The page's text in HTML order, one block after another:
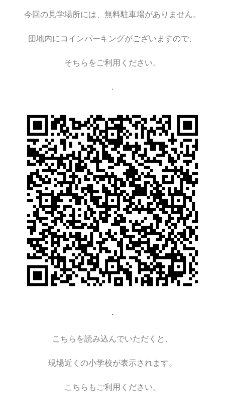
今回の見学場所には、無料駐車場がありません。
団地内にコインパーキングがございますので、
そちらをご利用ください。
.
・
こちらを読み込んでいただくと、
現場近くの小学校が表示されます。
こちらもご利用ください。